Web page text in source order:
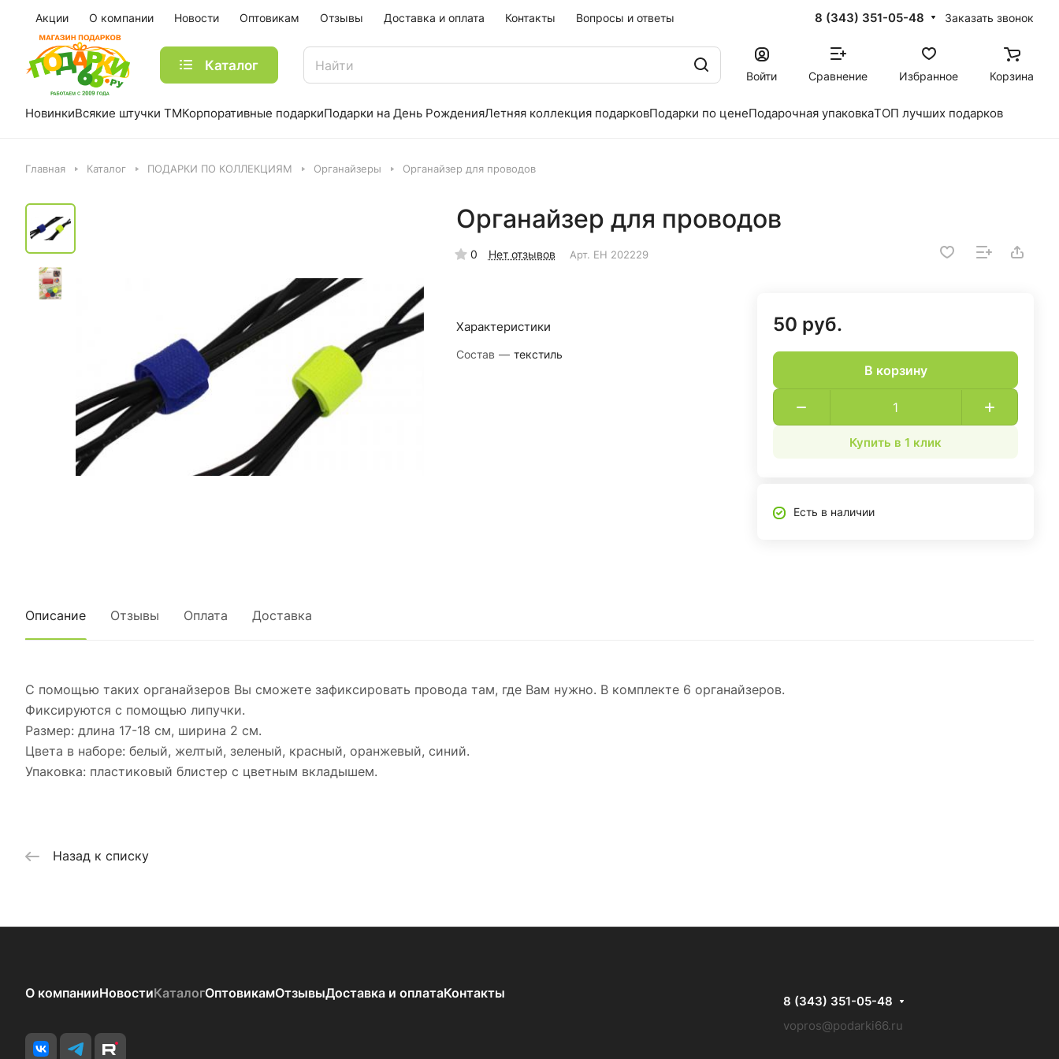
Акции О компании Новости Оптовикам Отзывы Доставка и оплата Контакты Вопросы и ответы 8 (343) 351-05-48 Заказать звонок
Каталог
Войти Сравнение Избранное Корзина
НовинкиВсякие штучки ТМКорпоративные подаркиПодарки на День РожденияЛетняя коллекция подарковПодарки по ценеПодарочная упаковкаТОП лучших подарков
Главная Каталог ПОДАРКИ ПО КОЛЛЕКЦИЯМ Органайзеры Органайзер для проводов
Органайзер для проводов
0 Нет отзывов Арт. EH 202229
Характеристики
Состав — текстиль
50 руб.
В корзину
Купить в 1 клик
Есть в наличии
Описание Отзывы Оплата Доставка
С помощью таких органайзеров Вы сможете зафиксировать провода там, где Вам нужно. В комплекте 6 органайзеров.
Фиксируются с помощью липучки.
Размер: длина 17-18 см, ширина 2 см.
Цвета в наборе: белый, желтый, зеленый, красный, оранжевый, синий.
Упаковка: пластиковый блистер с цветным вкладышем.
Назад к списку
О компанииНовостиКаталогОптовикамОтзывыДоставка и оплатаКонтакты
8 (343) 351-05-48
vopros@podarki66.ru